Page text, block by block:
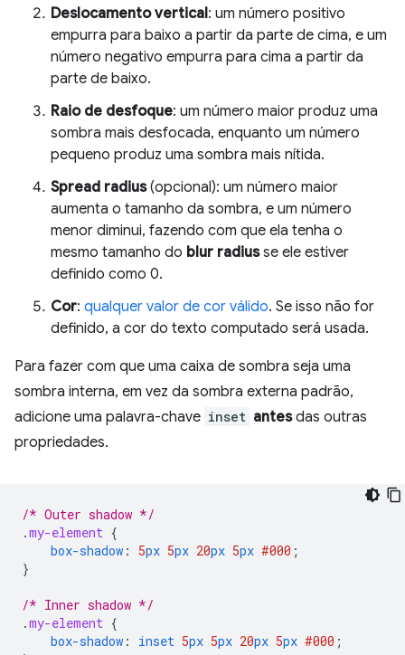
Deslocamento vertical: um número positivo
empurra para baixo a partir da parte de cima, e um
número negativo empurra para cima a partir da
parte de baixo.
Raio de desfoque: um número maior produz uma
sombra mais desfocada, enquanto um número
pequeno produz uma sombra mais nítida.
Spread radius(opcional): um número maior
aumenta o tamanho da sombra, e um número
menor diminui, fazendo com que ela tenha o
mesmo tamanho do blur radiusse ele estiver
definido como 0.
Cor: qualquer valor de cor válido. Se isso não for
definido, a cor do texto computado será usada.
Para fazer com que uma caixa de sombra seja uma
sombra interna, em vez da sombra externa padrão,
adicione uma palavra-chave inset antesdas outras
propriedades.
/* Outer shadow */
.my-element {
box-shadow : 5px 5px 20px 5px #000 ;
}
/* Inner shadow */
.my-element {
box-shadow : inset 5px 5px 20px 5px #000 ;